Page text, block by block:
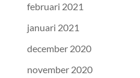
februari 2021
januari 2021
december 2020
november 2020